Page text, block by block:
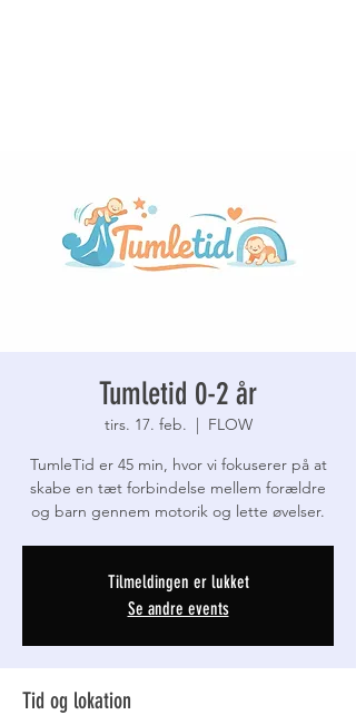
Tumletid 0-2 år
tirs. 17. feb.
  |
FLOW
TumleTid er 45 min, hvor vi fokuserer på at
skabe en tæt forbindelse mellem forældre
og barn gennem motorik og lette øvelser.
Tilmeldingen er lukket
Se andre events
Tid og lokation